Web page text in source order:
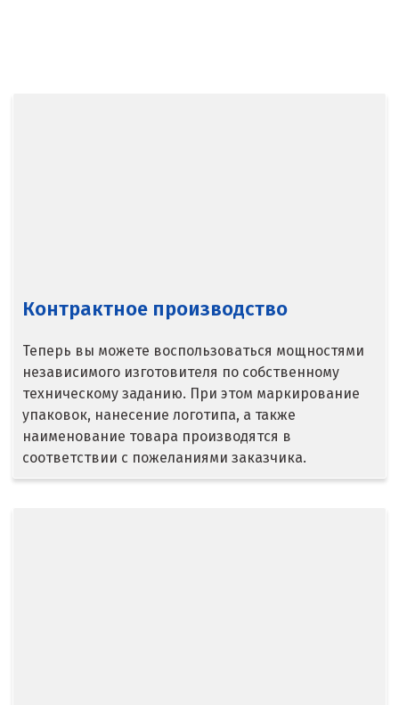
П
Петропавловск
Р
Контрактное производство
Теперь вы можете воспользоваться мощностями
независимого изготовителя по собственному
техническому заданию. При этом маркирование
упаковок, нанесение логотипа, а также
наименование товара производятся в
соответствии с пожеланиями заказчика.